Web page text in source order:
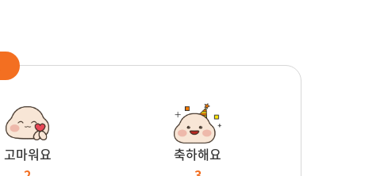
고마워요
축하해요